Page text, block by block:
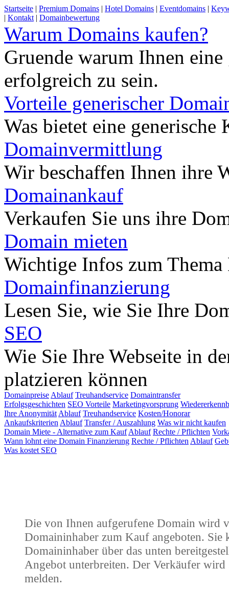
Startseite | Premium Domains | Hotel Domains | Eventdomains |
| Kontakt | Domainbewertung
Warum Domains kaufen?
Gruende warum Ihnen
erfolgreich zu sein.
Vorteile generischer
Was bietet eine
Domainvermittlung
Wir beschaffen Ihnen ihre
Domainankauf
Verkaufen Sie uns ihre
Domain mieten
Wichtige Infos zum
Domainfinanzierung
Lesen Sie, wie Sie Ihre
SEO
Wie Sie Ihre Webseite in
platzieren können
Domainpreise Ablauf Treuhandservice Domaintransfer
Erfolgsgeschichten SEO Vorteile Marketingvorsprung
Ihre Anonymität Ablauf Treuhandservice Kosten/Honorar
Ankaufskriterien Ablauf Transfer / Auszahlung Was wir nicht kaufen
Domain Miete - Alternative zum Kauf Ablauf Rechte / Pflichten
Wann lohnt eine Domain Finanzierung Rechte / Pflichten Ablauf
Was kostet SEO
Die von Ihnen aufgerufene Domain wird
Domaininhaber zum Kauf angeboten. Sie
Domaininhaber über das unten
Angebot unterbreiten. Der Verkäufer wird
melden.